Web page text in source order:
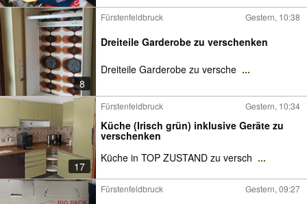
8
Fürstenfeldbruck Gestern, 10:38
Dreiteile Garderobe zu verschenken
Dreiteile Garderobe zu versche ...
17
Fürstenfeldbruck Gestern, 10:34
Küche (Irisch grün) inklusive Geräte zu
verschenken
Küche in TOP ZUSTAND zu versch ...
Fürstenfeldbruck Gestern, 09:27